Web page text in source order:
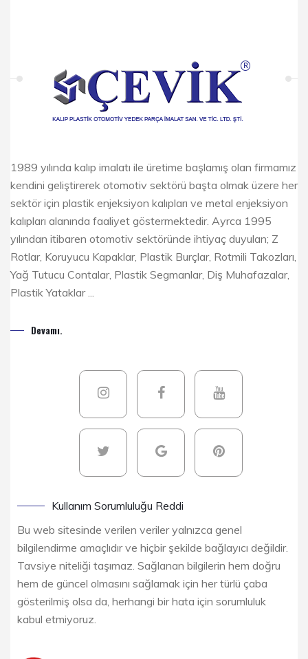
1989 yılında kalıp imalatı ile üretime başlamış olan firmamız
kendini geliştirerek otomotiv sektörü başta olmak üzere her
sektör için plastik enjeksiyon kalıpları ve metal enjeksiyon
kalıpları alanında faaliyet göstermektedir. Ayrca 1995
yılından itibaren otomotiv sektöründe ihtiyaç duyulan; Z
Rotlar, Koruyucu Kapaklar, Plastik Burçlar, Rotmili Takozları,
Yağ Tutucu Contalar, Plastik Segmanlar, Diş Muhafazalar,
Plastik Yataklar ...
Devamı.
Kullanım Sorumluluğu Reddi
Bu web sitesinde verilen veriler yalnızca genel
bilgilendirme amaçlıdır ve hiçbir şekilde bağlayıcı değildir.
Tavsiye niteliği taşımaz. Sağlanan bilgilerin hem doğru
hem de güncel olmasını sağlamak için her türlü çaba
gösterilmiş olsa da, herhangi bir hata için sorumluluk
kabul etmiyoruz.